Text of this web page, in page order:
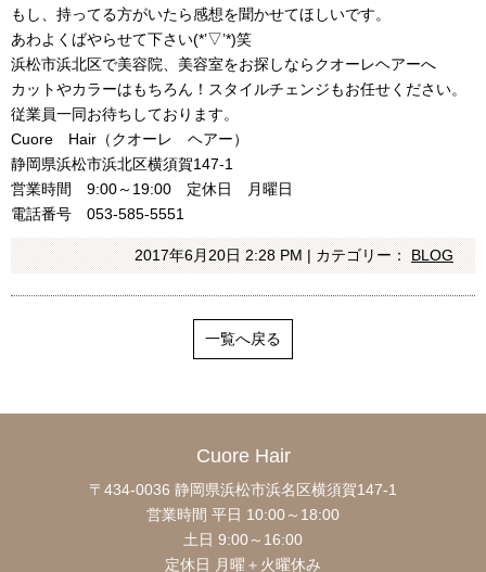
もし、持ってる方がいたら感想を聞かせてほしいです。
あわよくばやらせて下さい(*’▽’*)笑
浜松市浜北区で美容院、美容室をお探しならクオーレヘアーへ
カットやカラーはもちろん！スタイルチェンジもお任せください。
従業員一同お待ちしております。
Cuore Hair（クオーレ ヘアー）
静岡県浜松市浜北区横須賀147-1
営業時間 9:00～19:00 定休日 月曜日
電話番号 053-585-5551
2017年6月20日 2:28 PM | カテゴリー：BLOG
一覧へ戻る
Cuore Hair
〒434-0036 静岡県浜松市浜名区横須賀147-1
営業時間 平日 10:00～18:00
土日 9:00～16:00
定休日 月曜＋火曜休み